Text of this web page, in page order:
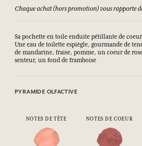
Chaque achat (hors promotion) vous rapporte
Sa pochette en toile enduite pétillante de
Une eau de toilette espiègle, gourmande de
de mandarine, fraise, pomme, un coeur de
senteur, un fond de framboise
PYRAMIDE OLFACTIVE
NOTES DE TÊTE NOTES DE COEUR